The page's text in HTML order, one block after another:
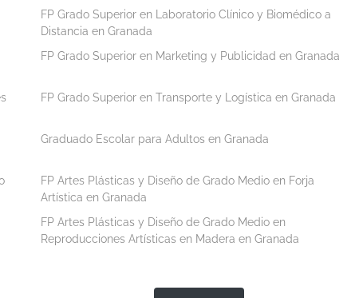
FP Grado Superior en Laboratorio Clínico y Biomédico a
Distancia en Granada
FP Grado Superior en Marketing y Publicidad en Granada
FP Grado Superior en Transporte y Logística en Granada
Graduado Escolar para Adultos en Granada
FP Artes Plásticas y Diseño de Grado Medio en Forja
Artística en Granada
FP Artes Plásticas y Diseño de Grado Medio en
Reproducciones Artísticas en Madera en Granada